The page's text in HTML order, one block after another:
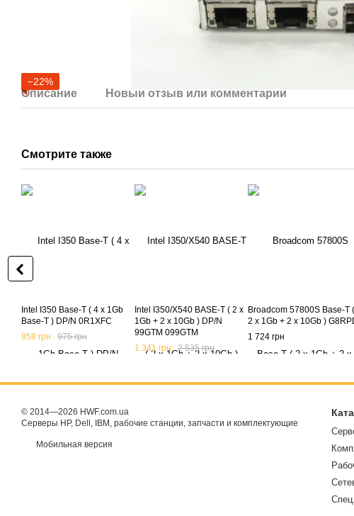
−22%
Описание Новый отзыв или комментарий
Смотрите также
Intel I350 Base-T ( 4 x 1Gb
Base-T ) DP/N 0R1XFC
958 грн
975 грн
Intel I350/X540 BASE-T ( 2 x
1Gb + 2 x 10Gb ) DP/N
99GTM 099GTM
1 341 грн
2 535 грн
Broadcom 57800S Base-T (
2 x 1Gb + 2 x 10Gb )
1 724 грн
© 2014—2026 HWF.com.ua
Серверы HP, Dell, IBM, рабочие станции, запчасти и комплектующие
Мобильная версия